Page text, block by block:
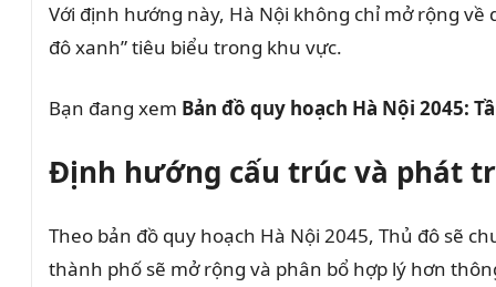
Với định hướng này, Hà Nội không chỉ mở rộng
đô xanh” tiêu biểu trong khu vực.
Bạn đang xem Bản đồ quy hoạch Hà Nội 2045:
Định hướng cấu trúc và phát
Theo bản đồ quy hoạch Hà Nội 2045, Thủ đô sẽ
thành phố sẽ mở rộng và phân bổ hợp lý hơn